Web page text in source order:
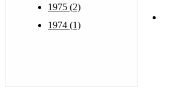
1975 (2)
1974 (1)